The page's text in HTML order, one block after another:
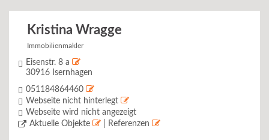
Kristina Wragge
Immobilienmakler
Eisenstr. 8 a
30916 Isernhagen
051184864460
Webseite nicht hinterlegt
Webseite wird nicht angezeigt
Aktuelle Objekte
| Referenzen